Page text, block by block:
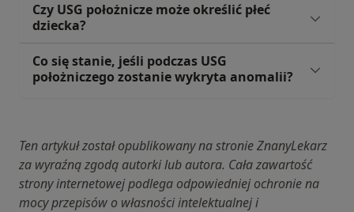
Czy USG położnicze może określić płeć
dziecka?
Co się stanie, jeśli podczas USG
położniczego zostanie wykryta anomalii?
Ten artykuł został opublikowany na stronie ZnanyLekarz
za wyraźną zgodą autorki lub autora. Cała zawartość
strony internetowej podlega odpowiedniej ochronie na
mocy przepisów o własności intelektualnej i